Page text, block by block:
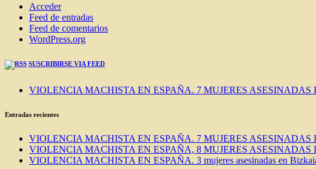
Acceder
Feed de entradas
Feed de comentarios
WordPress.org
SUSCRIBIRSE VIA FEED
VIOLENCIA MACHISTA EN ESPAÑA. 7 MUJERES ASESINADAS
Entradas recientes
VIOLENCIA MACHISTA EN ESPAÑA. 7 MUJERES ASESINADAS
VIOLENCIA MACHISTA EN ESPAÑA, 8 MUJERES ASESINADAS
VIOLENCIA MACHISTA EN ESPAÑA. 3 mujeres asesinadas en